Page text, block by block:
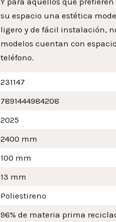
su espacio una estética
ligero y de fácil instalación,
modelos cuentan con
teléfono.
231147
7891444984208
2025
2400 mm
100 mm
13 mm
Poliestireno
96% de materia prima